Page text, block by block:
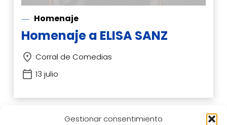
Gestionar consentimiento
Homenaje
Homenaje a ELISA SANZ
Corral de Comedias
13 julio